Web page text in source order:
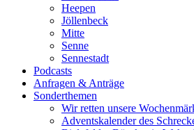
Heepen
Jöllenbeck
Mitte
Senne
Sennestadt
Podcasts
Anfragen & Anträge
Sonderthemen
Wir retten unsere
Adventskalender des